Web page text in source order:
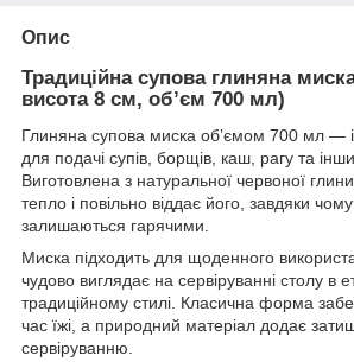
Опис
Традиційна супова глиняна
висота 8 см, об’єм 700 мл)
Глиняна супова миска об’ємом 700 мл —
для подачі супів, борщів, каш, рагу та
Виготовлена з натуральної червоної
тепло і повільно віддає його, завдяки
залишаються гарячими.
Миска підходить для щоденного
чудово виглядає на сервіруванні столу в
традиційному стилі. Класична форма
час їжі, а природний матеріал додає
сервіруванню.